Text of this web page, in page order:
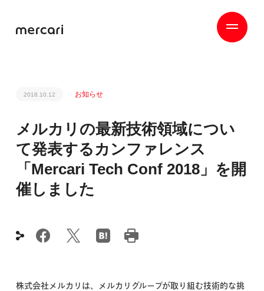
2018.10.12 お知らせ
メルカリの最新技術領域につい
て発表するカンファレンス
「Mercari Tech Conf 2018」を開
催しました
株式会社メルカリは、メルカリグループが取り組む技術的な挑